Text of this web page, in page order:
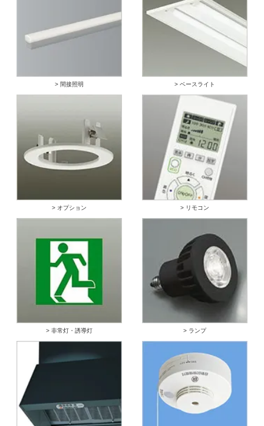
> 間接照明 > ベースライト
> オプション > リモコン
> 非常灯・誘導灯 > ランプ